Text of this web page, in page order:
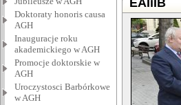
Doktoraty honoris causa
AGH
Inauguracje roku
akademickiego w AGH
Promocje doktorskie w
AGH
Uroczystosci Barbórkowe
w AGH
EAIiIB